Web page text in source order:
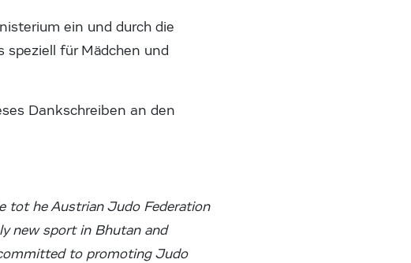
ein und durch die
für Mädchen und
Dankschreiben an den
tot he Austrian Judo Federation
new sport in Bhutan and
to promoting Judo